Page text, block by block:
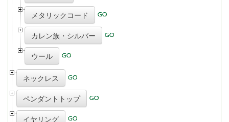
メタリックコード
カレン族・シルバー
ウール
ネックレス
ペンダントトップ
イヤリング